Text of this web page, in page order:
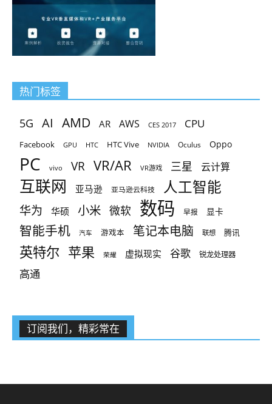
热门标签
5G AI AMD AR AWS CES 2017 CPU
Facebook GPU HTC HTC Vive NVIDIA Oculus Oppo
PC vivo VR VR/AR VR游戏 三星 云计算
互联网 亚马逊 亚马逊云科技 人工智能
华为 华硕 小米 微软 数码 早报 显卡
智能手机 汽车 游戏本 笔记本电脑 联想 腾讯
英特尔 苹果 荣耀 虚拟现实 谷歌 锐龙处理器
高通
订阅我们，精彩常在